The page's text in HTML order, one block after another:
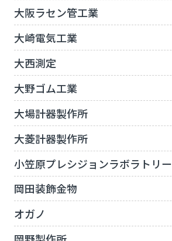
大阪ラセン管工業
大崎電気工業
大西測定
大野ゴム工業
大場計器製作所
大菱計器製作所
小笠原プレシジョンラボラトリー
岡田装飾金物
オガノ